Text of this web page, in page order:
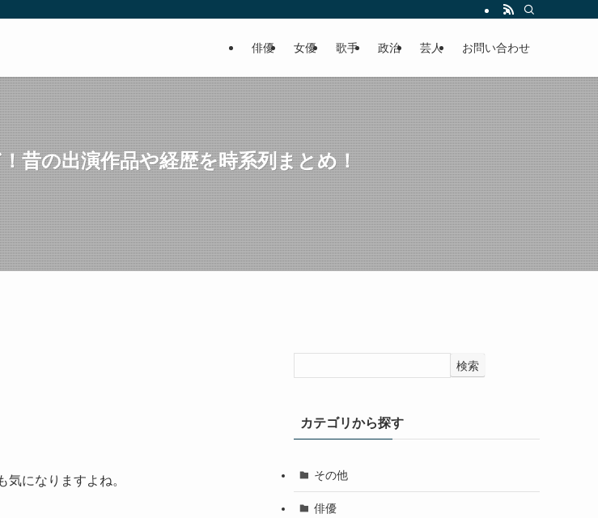
俳優 女優 歌手 政治 芸人 お問い合わせ
昔の出演作品や経歴を時系列まとめ！
になりますよね。
検索
カテゴリから探す
その他
俳優